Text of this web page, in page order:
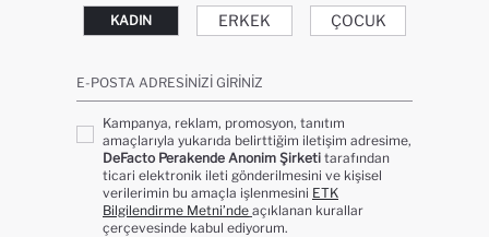
KADIN ERKEK ÇOCUK
E-POSTA ADRESINIZI GIRINIZ
Kampanya, reklam, promosyon, tanıtım
amaçlarıyla yukarıda belirttiğim iletişim adresime,
DeFacto Perakende Anonim Şirketi tarafından
ticari elektronik ileti gönderilmesini ve kişisel
verilerimin bu amaçla işlenmesini ETK
Bilgilendirme Metni’nde açıklanan kurallar
çerçevesinde kabul ediyorum.